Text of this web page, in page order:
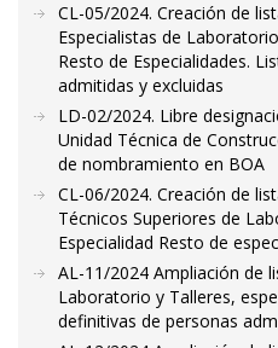
CL-05/2024. Creación de
Especialistas de
Resto de Especialidades.
admitidas y excluidas
LD-02/2024. Libre
Unidad Técnica de
de nombramiento en BOA
CL-06/2024. Creación de
Técnicos Superiores de
Especialidad Resto de
AL-11/2024 Ampliación de
Laboratorio y Talleres,
definitivas de personas